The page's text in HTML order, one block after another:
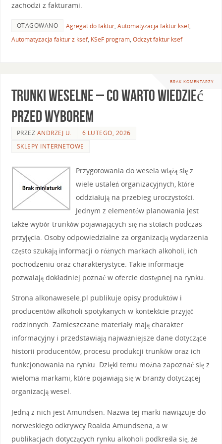
zachodzi z fakturami.
OTAGOWANO Agregat do faktur,Automatyzacja faktur ksef,
Automatyzacja faktur z ksef, KSeF program, Odczyt faktur ksef
BRAK KOMENTARZY
Trunki weselne – co warto wiedzieć
przed wyborem
PRZEZ ANDRZEJ U.
6 LUTEGO, 2026
SKLEPY INTERNETOWE
Przygotowania do wesela wiążą się z
wiele ustaleń organizacyjnych, które
oddziałują na przebieg uroczystości.
Jednym z elementów planowania jest
także wybór trunków pojawiających się na stołach podczas
przyjęcia. Osoby odpowiedzialne za organizacją wydarzenia
często szukają informacji o różnych markach alkoholi, ich
pochodzeniu oraz charakterystyce. Takie informacje
pozwalają dokładniej poznać w ofercie dostępnej na rynku.
Strona alkonawesele.pl publikuje opisy produktów i
producentów alkoholi spotykanych w kontekście przyjęć
rodzinnych. Zamieszczane materiały mają charakter
informacyjny i przedstawiają najważniejsze dane dotyczące
historii producentów, procesu produkcji trunków oraz ich
funkcjonowania na rynku. Dzięki temu można zapoznać się z
wieloma markami, które pojawiają się w branży dotyczącej
organizacją wesel.
Jedną z nich jest Amundsen. Nazwa tej marki nawiązuje do
norweskiego odkrywcy Roalda Amundsena, a w
publikacjach dotyczących rynku alkoholi podkreśla się, że